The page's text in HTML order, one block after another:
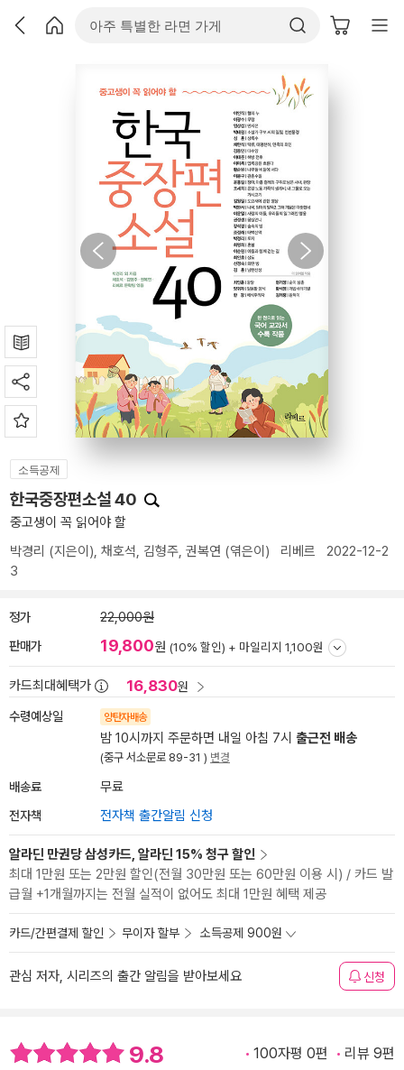
소득공제
한국중장편소설 40
중고생이 꼭 읽어야 할
박경리 (지은이), 채호석, 김형주, 권복연 (엮은이) 리베르 2022-12-2
3
정가 22,000원
판매가 19,800원 (10% 할인) + 마일리지 1,100원
카드최대혜택가 16,830원
수령예상일 양탄자배송
밤 10시까지 주문하면 내일 아침 7시 출근전 배송
(중구 서소문로 89-31 ) 변경
배송료 무료
전자책 전자책 출간알림 신청
알라딘 만권당 삼성카드, 알라딘 15% 청구 할인
최대 1만원 또는 2만원 할인(전월 30만원 또는 60만원 이용 시) / 카드 발
급월 +1개월까지는 전월 실적이 없어도 최대 1만원 혜택 제공
카드/간편결제 할인 무이자 할부 소득공제 900원
관심 저자, 시리즈의 출간 알림을 받아보세요 신청
9.8 100자평 0편 리뷰 9편